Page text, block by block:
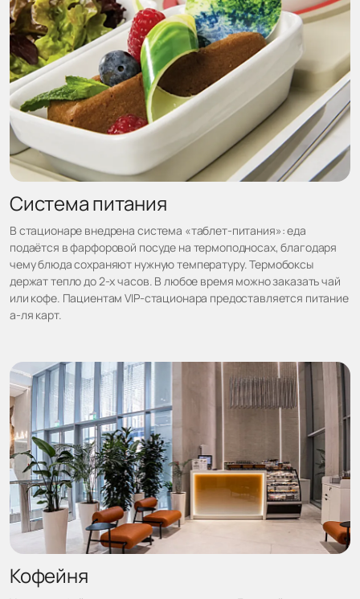
Система питания
В стационаре внедрена система «таблет-питания»: еда
подаётся в фарфоровой посуде на термоподносах, благодаря
чему блюда сохраняют нужную температуру. Термобоксы
держат тепло до 2-х часов. В любое время можно заказать чай
или кофе. Пациентам VIP-стационара предоставляется питание
а-ля карт.
Кофейня